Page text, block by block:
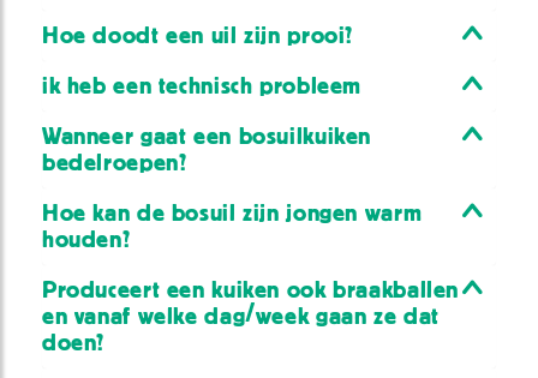
Hoe doodt een uil zijn prooi?
ik heb een technisch probleem
Wanneer gaat een bosuilkuiken
bedelroepen?
Hoe kan de bosuil zijn jongen warm
houden?
Produceert een kuiken ook braakballen
en vanaf welke dag/week gaan ze dat
doen?